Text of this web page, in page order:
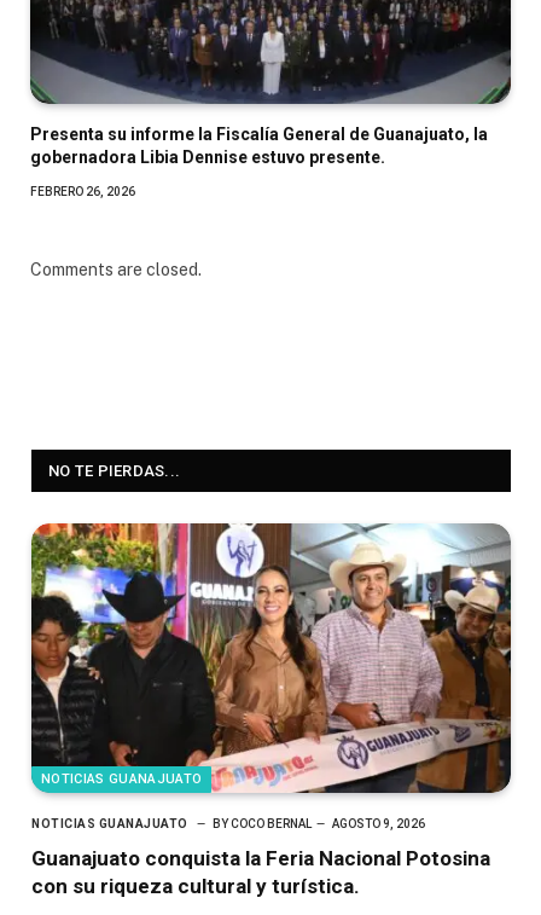
Presenta su informe la Fiscalía General de Guanajuato, la
gobernadora Libia Dennise estuvo presente.
FEBRERO 26, 2026
Comments are closed.
NO TE PIERDAS...
NOTICIAS GUANAJUATO
NOTICIAS GUANAJUATO BY COCO BERNAL AGOSTO 9, 2026
Guanajuato conquista la Feria Nacional Potosina
con su riqueza cultural y turística.